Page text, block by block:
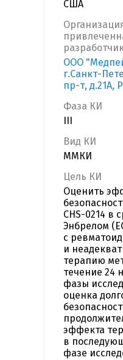
США
ООО
г.Санкт-
пр-т, д.21А,
Фаза КИ
Вид КИ
ММКИ
Цель КИ
Оценить
CHS-0214 в
Энбрелом
с
и
терапию
течение 24
фазы
оценка
эффекта
в
фазе